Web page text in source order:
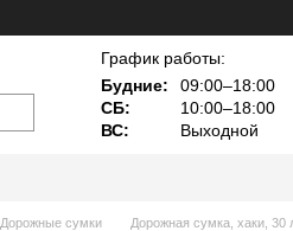
График работы:
Будние:
09:00–18:00
СБ:
10:00–18:00
ВС:
Выходной
Дорожные сумки Дорожная сумка, хаки, 30